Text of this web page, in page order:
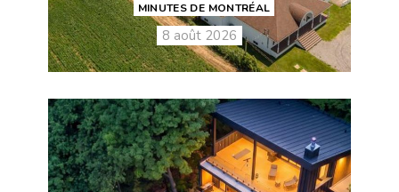
MINUTES DE MONTRÉAL
8 août 2026